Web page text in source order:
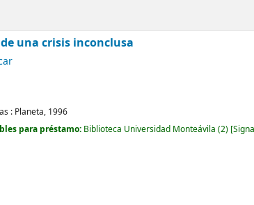
una crisis inconclusa
: Planeta, 1996
para préstamo: Biblioteca Universidad Monteávila (2)